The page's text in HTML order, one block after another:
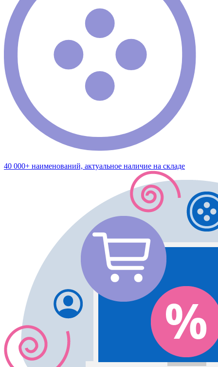
40 000+ наименований, актуальное наличие на складе